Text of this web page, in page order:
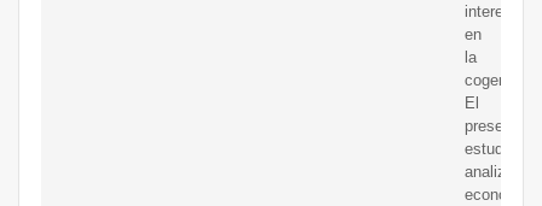
interesarse
en
la
El
presente
estudio
analizara